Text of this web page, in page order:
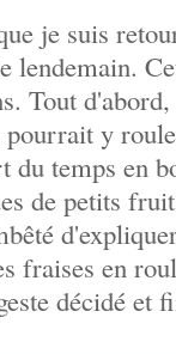
je suis
lendemain.
Tout
pourrait y
du temps en
de petits
fraises en
décidé et